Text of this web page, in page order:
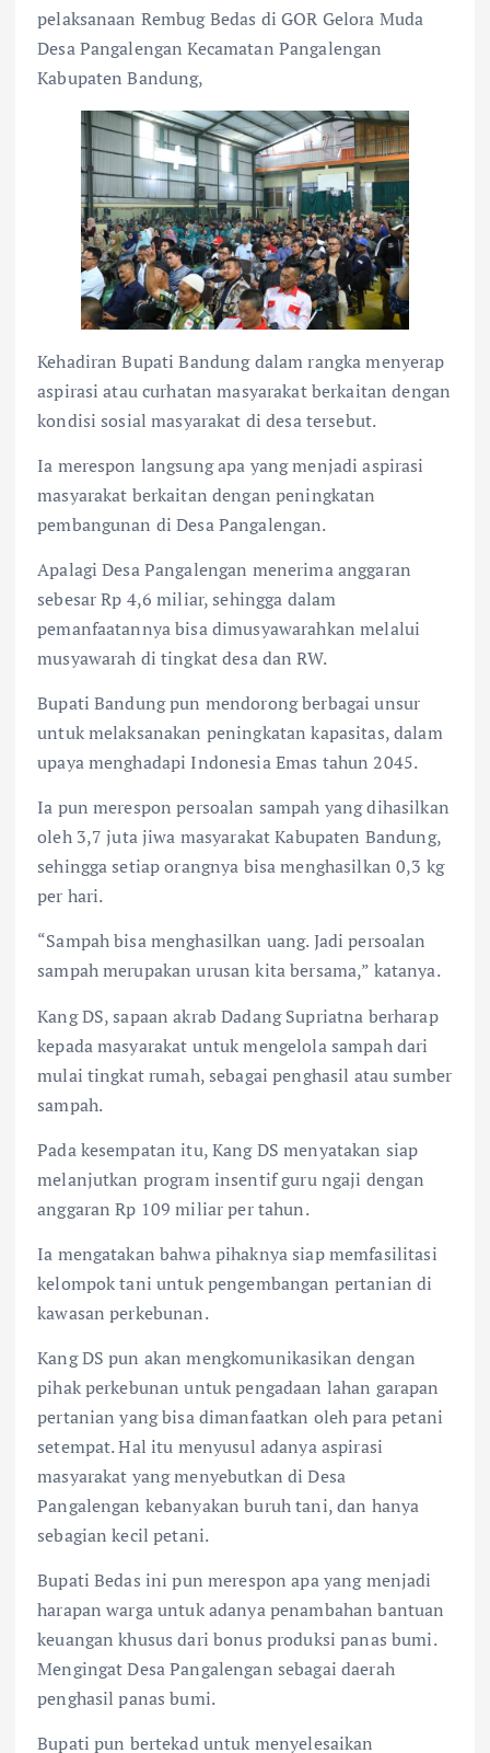
pelaksanaan Rembug Bedas di GOR Gelora Muda
Desa Pangalengan Kecamatan Pangalengan
Kabupaten Bandung,
Kehadiran Bupati Bandung dalam rangka menyerap
aspirasi atau curhatan masyarakat berkaitan dengan
kondisi sosial masyarakat di desa tersebut.
Ia merespon langsung apa yang menjadi aspirasi
masyarakat berkaitan dengan peningkatan
pembangunan di Desa Pangalengan.
Apalagi Desa Pangalengan menerima anggaran
sebesar Rp 4,6 miliar, sehingga dalam
pemanfaatannya bisa dimusyawarahkan melalui
musyawarah di tingkat desa dan RW.
Bupati Bandung pun mendorong berbagai unsur
untuk melaksanakan peningkatan kapasitas, dalam
upaya menghadapi Indonesia Emas tahun 2045.
Ia pun merespon persoalan sampah yang dihasilkan
oleh 3,7 juta jiwa masyarakat Kabupaten Bandung,
sehingga setiap orangnya bisa menghasilkan 0,3 kg
per hari.
“Sampah bisa menghasilkan uang. Jadi persoalan
sampah merupakan urusan kita bersama,” katanya.
Kang DS, sapaan akrab Dadang Supriatna berharap
kepada masyarakat untuk mengelola sampah dari
mulai tingkat rumah, sebagai penghasil atau sumber
sampah.
Pada kesempatan itu, Kang DS menyatakan siap
melanjutkan program insentif guru ngaji dengan
anggaran Rp 109 miliar per tahun.
Ia mengatakan bahwa pihaknya siap memfasilitasi
kelompok tani untuk pengembangan pertanian di
kawasan perkebunan.
Kang DS pun akan mengkomunikasikan dengan
pihak perkebunan untuk pengadaan lahan garapan
pertanian yang bisa dimanfaatkan oleh para petani
setempat. Hal itu menyusul adanya aspirasi
masyarakat yang menyebutkan di Desa
Pangalengan kebanyakan buruh tani, dan hanya
sebagian kecil petani.
Bupati Bedas ini pun merespon apa yang menjadi
harapan warga untuk adanya penambahan bantuan
keuangan khusus dari bonus produksi panas bumi.
Mengingat Desa Pangalengan sebagai daerah
penghasil panas bumi.
Bupati pun bertekad untuk menyelesaikan